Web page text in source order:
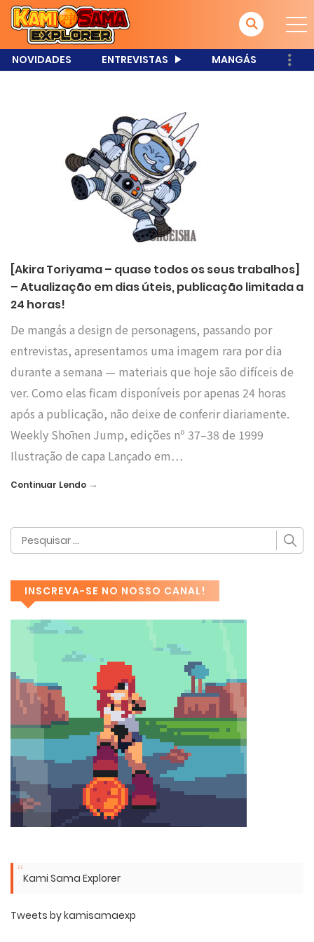
NOVIDADES ENTREVISTAS MANGÁS
[Akira Toriyama – quase todos os seus trabalhos]
– Atualização em dias úteis, publicação limitada a
24 horas!
De mangás a design de personagens, passando por
entrevistas, apresentamos uma imagem rara por dia
durante a semana — materiais que hoje são difíceis de
ver. Como elas ficam disponíveis por apenas 24 horas
após a publicação, não deixe de conferir diariamente.
Weekly Shōnen Jump, edições nº 37–38 de 1999
Ilustração de capa Lançado em…
Continuar Lendo →
INSCREVA-SE NO NOSSO CANAL!
Kami Sama Explorer
Tweets by kamisamaexp